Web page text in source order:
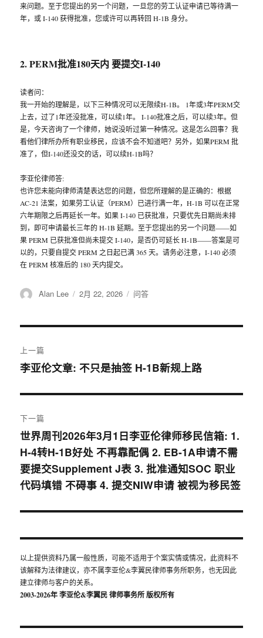
来问题。至于您提出的另一个问题，一旦您的劳工认证申请已等待满一
年，或 I-140 获得批准，您或许可以再转回 H-1B 身分。
2. PERM批准180天内 要提交I-140
读者问：
我一开始的理解是，以下三种情况可以无限续H-1B。 1年或3年PERM交
上去，过了1年还没批准，可以续1年。 I-140批准之后，可以续3年。但
是，今天咨询了一个律师，她说没听过第一种情况。这是怎么回事？我
看他们律所办所有职业移民，应该不会不知道吧？另外，如果PERM 批
准了，但I-140还没交的话，可以续H-1B吗？
李亚伦律师答:
也许您未能向律师清楚表达您的问题，但您所理解的是正确的：根据
AC-21 法案，如果劳工认证（PERM）已进行满一年，H-1B 可以在正常
六年期限之后再延长一年。如果 I-140 已获批准，只要优先日期尚未排
到，即可申请最长三年的 H-1B 延期。至于您提出的另一个问题——如
果 PERM 已获批准但尚未提交 I-140，是否仍可延长 H-1B——答案是可
以的，只要自提交 PERM 之日起已满 365 天。请务必注意，I-140 必须
在 PERM 核准后的 180 天内提交。
作
Alan Lee
发
2月 22, 2026
分
问答
章
导
航
上一篇
上
章：
李亚伦文章: 不只是抽签 H-1B新规上路
下一篇
下
篇
文
章：
世界周刊2026年3月1日李亚伦律师移民信箱: 1.
H-4转H-1B好处 不再靠配偶 2. EB-1A申请不需
要提交Supplement J表 3. 批准通知SOC 职业
代码填错 不碍事 4. 提交NIW申请 被视为移民签
以上提供资料乃属一般性质，可能不适用于个案实情或情况，此资料不
该解释为法律建议，亦不属李亚伦&李翼民律师事务所职务，也无因此
建立律师与客户的关系。
2003-2026年 李亚伦&李翼民 律师事务所 版权所有